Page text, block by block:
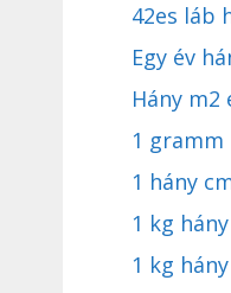
42es láb
Egy év
Hány m2
1 gramm
1 hány
1 kg
1 kg